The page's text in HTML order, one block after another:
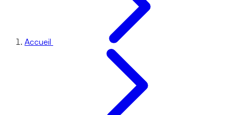
Accueil